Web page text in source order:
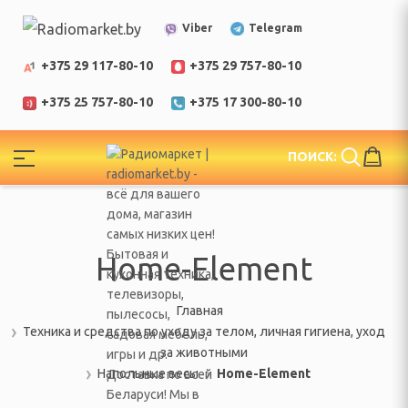
Viber Telegram
+375 29 117-80-10 +375 29 757-80-10
+375 25 757-80-10
+375 17 300-80-10
ПОИСК:
Home-Element
Главная
Техника и средства по уходу за телом, личная гигиена, уход
за животными
Напольные весы
Home-Element